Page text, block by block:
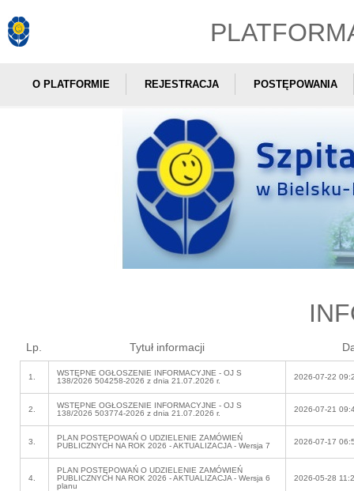
O PLATFORMIE REJESTRACJA POSTĘPOWANIA
Lp. Tytuł informacji
1.
WSTĘPNE OGŁOSZENIE INFORMACYJNE - OJ S
138/2026 504258-2026 z dnia 21.07.2026 r.
2026-07-22
2.
WSTĘPNE OGŁOSZENIE INFORMACYJNE - OJ S
138/2026 503774-2026 z dnia 21.07.2026 r.
2026-07-21
3.
PLAN POSTĘPOWAŃ O UDZIELENIE ZAMÓWIEŃ
PUBLICZNYCH NA ROK 2026 - AKTUALIZACJA - Wersja 7
2026-07-17
4.
PLAN POSTĘPOWAŃ O UDZIELENIE ZAMÓWIEŃ
PUBLICZNYCH NA ROK 2026 - AKTUALIZACJA - Wersja 6
planu
2026-05-28